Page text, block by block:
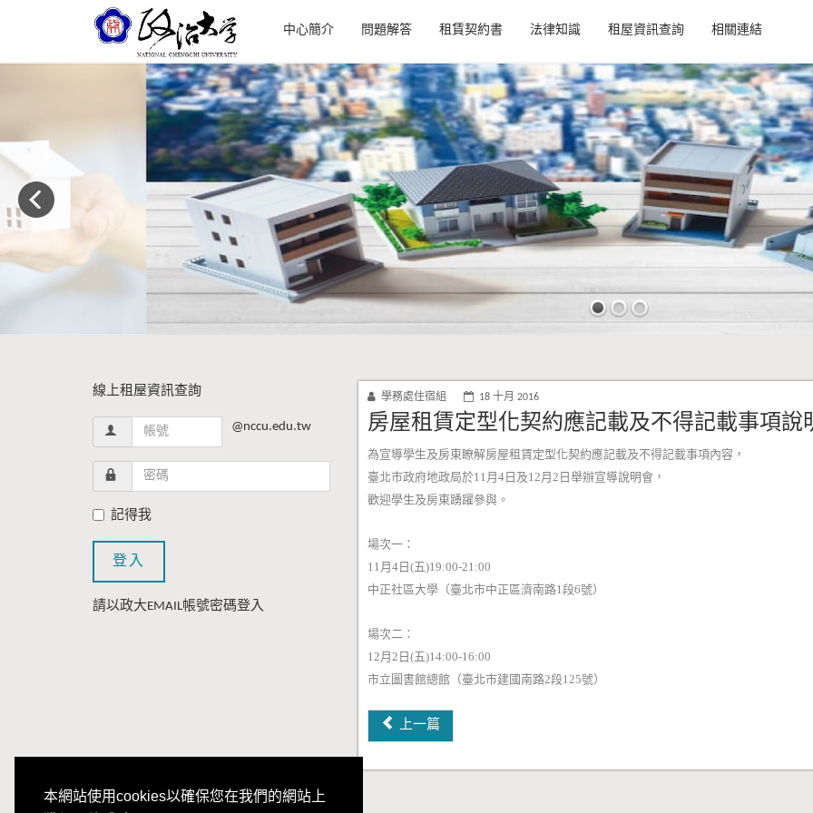
本網站使用cookies以確保您在我們的網站上
中心簡介 問題解答 租賃契約書 法律知識 租屋資訊查詢 相關連結
線上租屋資訊查詢
@nccu.edu.tw
記得我
登入
請以政大EMAIL帳號密碼登入
學務處住宿組 18 十月 2016
房屋租賃定型化契約應記載及不得記載事項說
為宣導學生及房東瞭解房屋租賃定型化契約應記載及不得記載事項內容，
臺北市政府地政局於11月4日及12月2日舉辦宣導說明會，
歡迎學生及房東踴躍參與。
場次一：
11月4日(五)19:00-21:00
中正社區大學（臺北市中正區濟南路1段6號）
場次二：
12月2日(五)14:00-16:00
市立圖書館總館（臺北市建國南路2段125號）
上一篇